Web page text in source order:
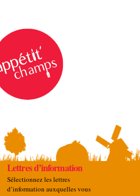
Lettres d’information
Sélectionnez les lettres
d’information auxquelles vous